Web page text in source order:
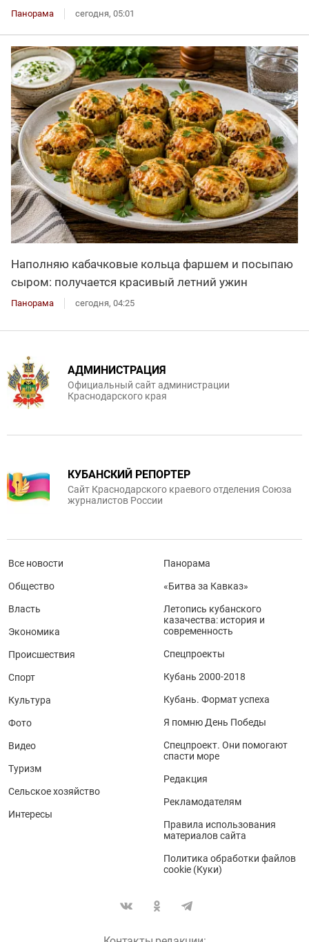
Панорама сегодня, 05:01
Наполняю кабачковые кольца фаршем и посыпаю
сыром: получается красивый летний ужин
Панорама сегодня, 04:25
АДМИНИСТРАЦИЯ
Официальный сайт администрации
Краснодарского края
КУБАНСКИЙ РЕПОРТЕР
Сайт Краснодарского краевого отделения Союза
журналистов России
Все новости
Общество
Власть
Экономика
Происшествия
Спорт
Культура
Фото
Видео
Туризм
Сельское хозяйство
Интересы
Панорама
«Битва за Кавказ»
Летопись кубанского
казачества: история и
современность
Спецпроекты
Кубань 2000-2018
Кубань. Формат успеха
Я помню День Победы
Спецпроект. Они помогают
спасти море
Редакция
Рекламодателям
Правила использования
материалов сайта
Политика обработки файлов
cookie (Куки)